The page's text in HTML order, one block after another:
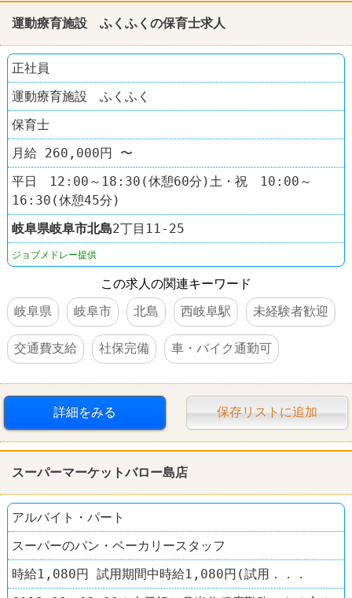
運動療育施設 ふくふくの保育士求人
正社員
運動療育施設 ふくふく
保育士
月給 260,000円 〜
平日 12:00～18:30(休憩60分)土・祝 10:00～
16:30(休憩45分)
岐阜県岐阜市北島2丁目11-25
ジョブメドレー提供
この求人の関連キーワード
岐阜県
岐阜市 北島 西岐阜駅 未経験者歓迎
交通費支給 社保完備 車・バイク通勤可
詳細をみる 保存リストに追加
スーパーマーケットバロー島店
アルバイト・パート
スーパーのパン・ベーカリースタッフ
時給1,080円 試用期間中時給1,080円(試用．．．